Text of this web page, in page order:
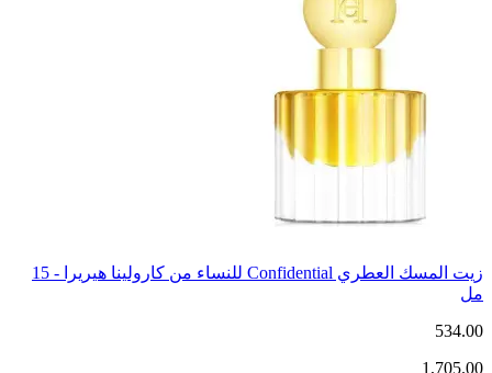
زيت المسك العطري Confidential للنساء من كارولينا هيريرا - 15
مل
534.00
1,705.00